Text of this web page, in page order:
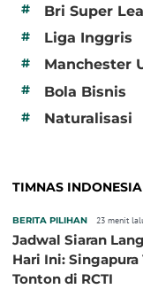
# Bri Super
# Liga Inggris
# Manchester
# Bola Bisnis
# Naturalisasi
TIMNAS INDONESIA
BERITA PILIHAN 23 menit
Jadwal Siaran
Hari Ini:
Tonton di RCTI